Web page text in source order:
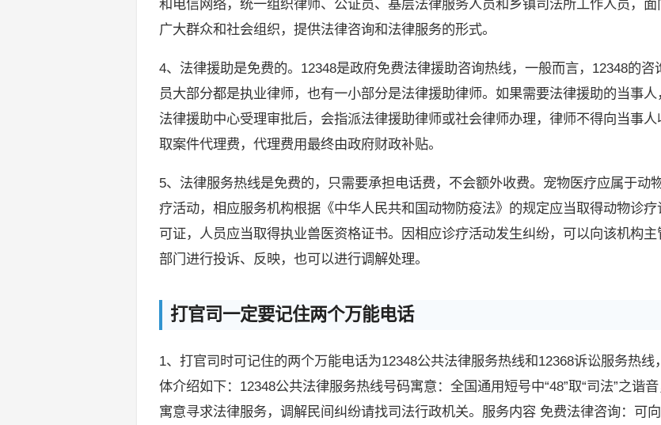
和电信网络，统一组织律师、公证员、基层法律服务人员和乡镇司法所工作人员，面
广大群众和社会组织，提供法律咨询和法律服务的形式。
4、法律援助是免费的。12348是政府免费法律援助咨询热线，一般而言，12348的咨
员大部分都是执业律师，也有一小部分是法律援助律师。如果需要法律援助的当事人
法律援助中心受理审批后，会指派法律援助律师或社会律师办理，律师不得向当事人
取案件代理费，代理费用最终由政府财政补贴。
5、法律服务热线是免费的，只需要承担电话费，不会额外收费。宠物医疗应属于动
疗活动，相应服务机构根据《中华人民共和国动物防疫法》的规定应当取得动物诊疗
可证，人员应当取得执业兽医资格证书。因相应诊疗活动发生纠纷，可以向该机构主
部门进行投诉、反映，也可以进行调解处理。
打官司一定要记住两个万能电话
1、打官司时可记住的两个万能电话为12348公共法律服务热线和12368诉讼服务热线
体介绍如下：12348公共法律服务热线号码寓意：全国通用短号中“48”取“司法”之谐音
寓意寻求法律服务，调解民间纠纷请找司法行政机关。服务内容 免费法律咨询：可